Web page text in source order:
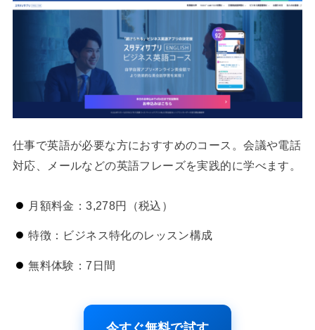
仕事で英語が必要な方におすすめのコース。会議や電話
対応、メールなどの英語フレーズを実践的に学べます。
月額料金：3,278円（税込）
特徴：ビジネス特化のレッスン構成
無料体験：7日間